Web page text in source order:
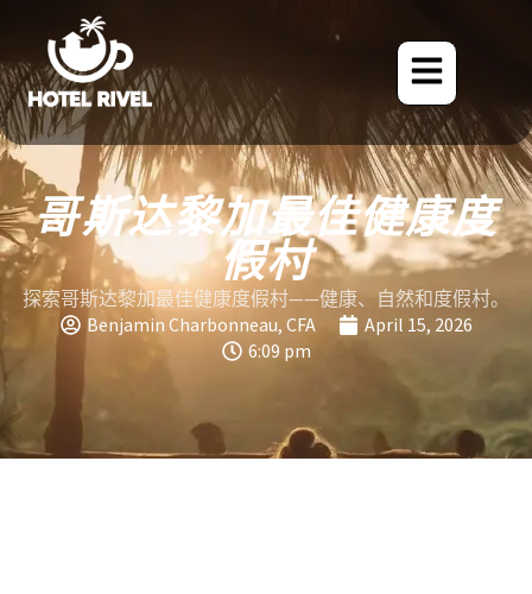
哥斯达黎加最佳健康度
假村
探索哥斯达黎加最佳健康度假村——健康、自然和度假村。
Benjamin Charbonneau, CFA
April 15, 2026
6:09 pm